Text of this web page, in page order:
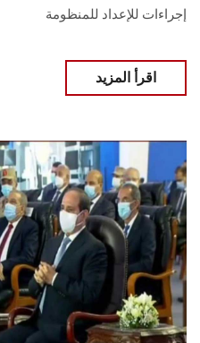
إجراءات للإعداد للمنظومة
اقرأ المزيد